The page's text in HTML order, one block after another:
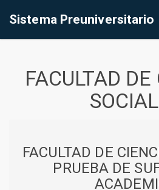
Sistema Preuniversitario
FACULTAD
FACULTAD DE
PRUEBA DE